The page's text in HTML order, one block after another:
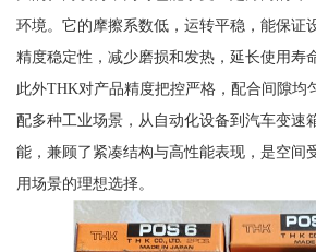
环境。它的摩擦系数低，运转平稳，能保证
精度稳定性，减少磨损和发热，延长使用寿命
此外THK对产品精度把控严格，配合间隙均
配多种工业场景，从自动化设备到汽车变速
能，兼顾了紧凑结构与高性能表现，是空间
用场景的理想选择。